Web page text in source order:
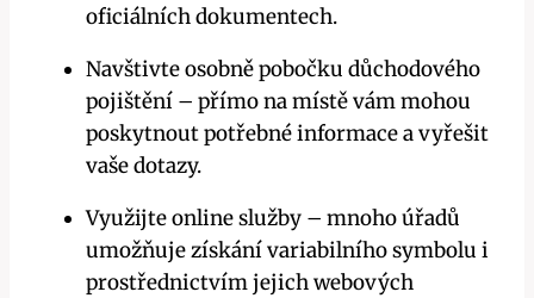
oficiálních dokumentech.
Navštivte osobně pobočku důchodového
pojištění – přímo na místě vám mohou
poskytnout potřebné informace a vyřešit
vaše dotazy.
Využijte online služby – mnoho úřadů
umožňuje získání variabilního symbolu i
prostřednictvím jejich webových